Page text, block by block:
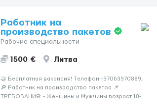
Работник на
производство пакетов
Рабочие специальности
1500 € Литва
🤝 Бесплатная вакансия! Tелефон +37063970889,
🔎 Работник на производство пакетов 📌
ТРЕБОВАНИЯ: - Женщины и Мужчины возраст 18-